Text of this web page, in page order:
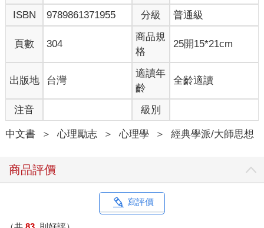
哲學家 不是「世界」複雜，而是「你」把世界變複雜了。
哲學家 對當下的「你」來說，井水的冰涼或溫熱是不可動搖的
事實。這就是所謂「居住在主觀的世界」。「我們如何看待事
物」的這種主觀就是一切，而且是讓人無從逃避的。
現在，你眼中的世界是光怪陸離、複雜而混沌的。可是當你有了
改變之後，世界就會回復到單純的樣子。所以，問題不在於世界
是什麼樣子，在於你是什麼樣子。
年輕人 在於我？
得看到的一切都很昏暗。既然如此，你可以不用感嘆這個世界有
多黑暗，只要摘下太陽眼鏡就行了。
ISBN
9789861371955 分級 普通級
頁數 304
商品規
格
25開15*21cm
出版地 台灣
適讀年
齡
全齡適讀
注音 級別
中文書 ＞ 心理勵志 ＞ 心理學 ＞ 經典學派/大師思想
商品評價
寫評價